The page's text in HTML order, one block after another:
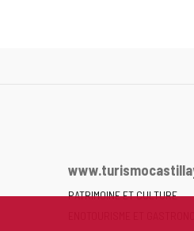
PATRIMOINE ET CULTURE